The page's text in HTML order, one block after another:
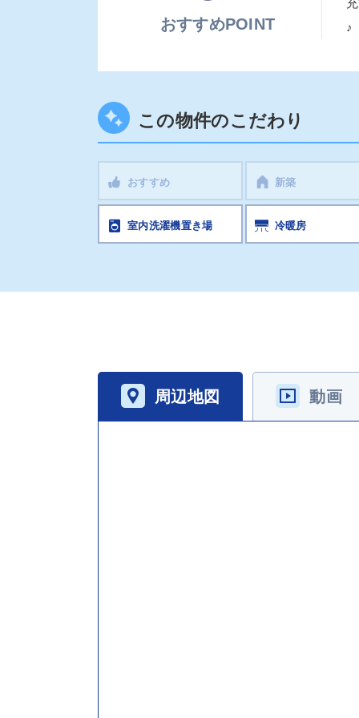
おすすめPOINT
♪
この物件のこだわり
おすすめ 新築
室内洗濯機置き場 冷暖房
周辺地図 動画